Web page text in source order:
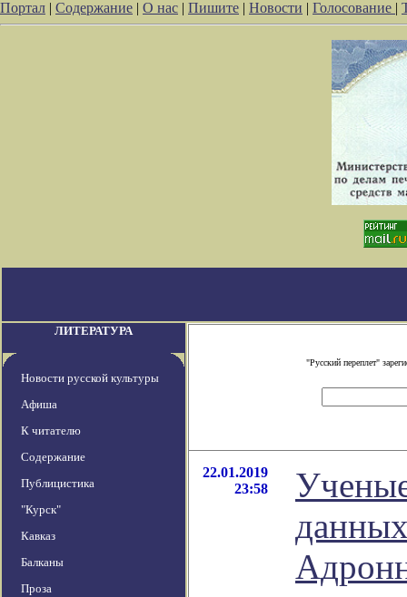
Портал | Содержание | О нас | Пишите | Новости | Голосование |
ЛИТЕРАТУРА
Новости русской культуры
Афиша
К читателю
Содержание
Публицистика
"Курск"
Кавказ
Балканы
Проза
"Русский переплет"
22.01.2019
23:58